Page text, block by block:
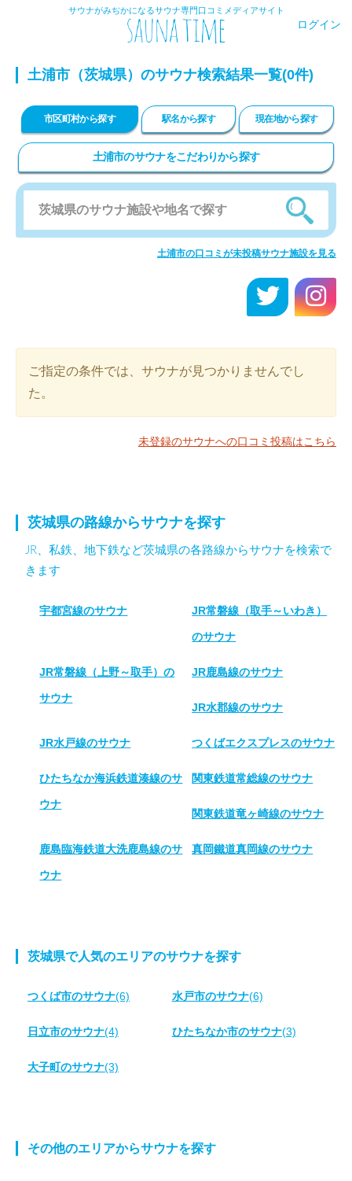
サウナがみぢかになるサウナ専門口コミメディアサイト
ログイン
土浦市（茨城県）のサウナ検索結果一覧(0件)
市区町村から探す 駅名から探す 現在地から探す
土浦市のサウナをこだわりから探す
土浦市の口コミが未投稿サウナ施設を見る
ご指定の条件では、サウナが見つかりませんでし
た。
未登録のサウナへの口コミ投稿はこちら
茨城県の路線からサウナを探す
JR、私鉄、地下鉄など茨城県の各路線からサウナを検索で
きます
宇都宮線のサウナ JR常磐線（取手～いわき）
のサウナ
JR常磐線（上野～取手）の
サウナ
JR鹿島線のサウナ
JR水郡線のサウナ
JR水戸線のサウナ つくばエクスプレスのサウナ
ひたちなか海浜鉄道湊線のサ
ウナ
関東鉄道常総線のサウナ
関東鉄道竜ヶ崎線のサウナ
鹿島臨海鉄道大洗鹿島線のサ
ウナ
真岡鐵道真岡線のサウナ
茨城県で人気のエリアのサウナを探す
つくば市のサウナ(6) 水戸市のサウナ(6)
日立市のサウナ(4) ひたちなか市のサウナ(3)
大子町のサウナ(3)
その他のエリアからサウナを探す